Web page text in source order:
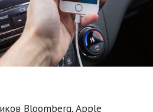
Bloomberg, Apple